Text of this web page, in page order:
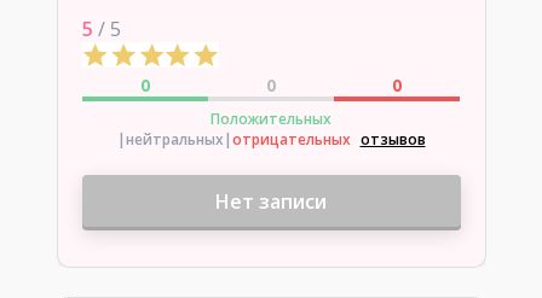
5 / 5
0 0 0
Положительных
|нейтральных|отрицательных отзывов
Нет записи